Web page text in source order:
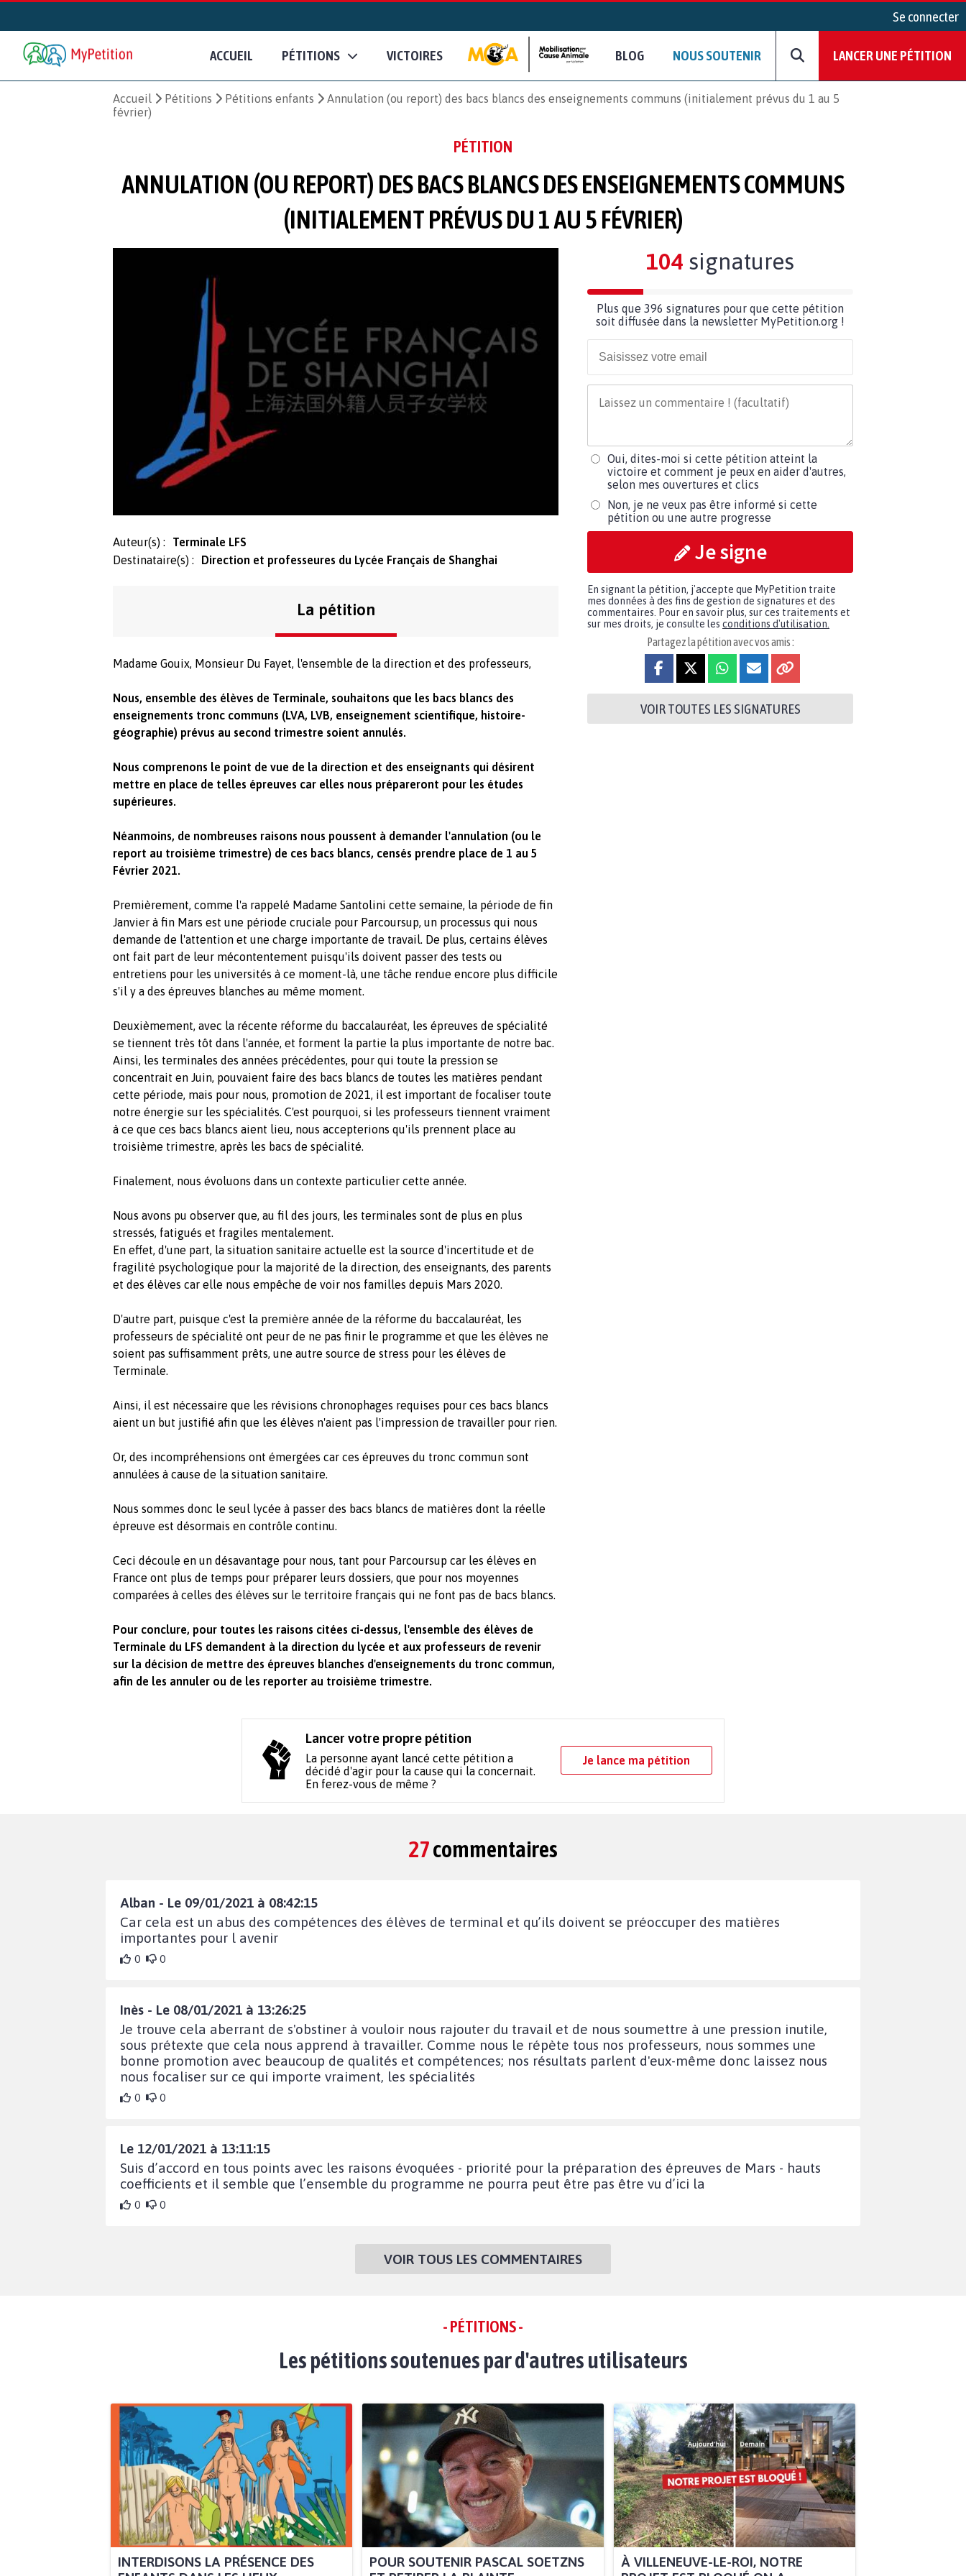
Se connecter
ACCUEIL PÉTITIONS VICTOIRES BLOG NOUS SOUTENIR LANCER UNE PÉTITION
Accueil Pétitions Pétitions enfants
Annulation (ou report) des bacs blancs des enseignements communs (initialement prévus du 1 au 5
février)
PÉTITION
ANNULATION (OU REPORT) DES BACS BLANCS DES ENSEIGNEMENTS COMMUNS
(INITIALEMENT PRÉVUS DU 1 AU 5 FÉVRIER)
Auteur(s) :
Terminale LFS
Destinataire(s) :
Direction et professeures du Lycée Français de Shanghai
La pétition
Madame Gouix, Monsieur Du Fayet, l'ensemble de la direction et des professeurs,
Nous, ensemble des élèves de Terminale, souhaitons que les bacs blancs des
enseignements tronc communs (LVA, LVB, enseignement scientifique, histoire-
géographie) prévus au second trimestre soient annulés.
Nous comprenons le point de vue de la direction et des enseignants qui désirent
mettre en place de telles épreuves car elles nous prépareront pour les études
supérieures.
Néanmoins, de nombreuses raisons nous poussent à demander l'annulation (ou le
report au troisième trimestre) de ces bacs blancs, censés prendre place de 1 au 5
Février 2021.
Premièrement, comme l'a rappelé Madame Santolini cette semaine, la période de fin
Janvier à fin Mars est une période cruciale pour Parcoursup, un processus qui nous
demande de l'attention et une charge importante de travail. De plus, certains élèves
ont fait part de leur mécontentement puisqu'ils doivent passer des tests ou
entretiens pour les universités à ce moment-là, une tâche rendue encore plus difficile
s'il y a des épreuves blanches au même moment.
Deuxièmement, avec la récente réforme du baccalauréat, les épreuves de spécialité
se tiennent très tôt dans l'année, et forment la partie la plus importante de notre bac.
Ainsi, les terminales des années précédentes, pour qui toute la pression se
concentrait en Juin, pouvaient faire des bacs blancs de toutes les matières pendant
cette période, mais pour nous, promotion de 2021, il est important de focaliser toute
notre énergie sur les spécialités. C'est pourquoi, si les professeurs tiennent vraiment
à ce que ces bacs blancs aient lieu, nous accepterions qu'ils prennent place au
troisième trimestre, après les bacs de spécialité.
Finalement, nous évoluons dans un contexte particulier cette année.
Nous avons pu observer que, au fil des jours, les terminales sont de plus en plus
stressés, fatigués et fragiles mentalement.
En effet, d'une part, la situation sanitaire actuelle est la source d'incertitude et de
fragilité psychologique pour la majorité de la direction, des enseignants, des parents
et des élèves car elle nous empêche de voir nos familles depuis Mars 2020.
D'autre part, puisque c'est la première année de la réforme du baccalauréat, les
professeurs de spécialité ont peur de ne pas finir le programme et que les élèves ne
soient pas suffisamment prêts, une autre source de stress pour les élèves de
Terminale.
Ainsi, il est nécessaire que les révisions chronophages requises pour ces bacs blancs
aient un but justifié afin que les élèves n'aient pas l'impression de travailler pour rien.
Or, des incompréhensions ont émergées car ces épreuves du tronc commun sont
annulées à cause de la situation sanitaire.
Nous sommes donc le seul lycée à passer des bacs blancs de matières dont la réelle
épreuve est désormais en contrôle continu.
Ceci découle en un désavantage pour nous, tant pour Parcoursup car les élèves en
France ont plus de temps pour préparer leurs dossiers, que pour nos moyennes
comparées à celles des élèves sur le territoire français qui ne font pas de bacs blancs.
Pour conclure, pour toutes les raisons citées ci-dessus, l'ensemble des élèves de
Terminale du LFS demandent à la direction du lycée et aux professeurs de revenir
sur la décision de mettre des épreuves blanches d'enseignements du tronc commun,
afin de les annuler ou de les reporter au troisième trimestre.
104 signatures
Plus que 396 signatures pour que cette pétition
soit diffusée dans la newsletter MyPetition.org !
Oui, dites-moi si cette pétition atteint la
victoire et comment je peux en aider d'autres,
selon mes ouvertures et clics
Non, je ne veux pas être informé si cette
pétition ou une autre progresse
Je signe
En signant la pétition, j'accepte que MyPetition traite
mes données à des fins de gestion de signatures et des
commentaires. Pour en savoir plus, sur ces traitements et
sur mes droits, je consulte les conditions d'utilisation.
Partagez la pétition avec vos amis :
VOIR TOUTES LES SIGNATURES
Lancer votre propre pétition
La personne ayant lancé cette pétition a
décidé d'agir pour la cause qui la concernait.
En ferez-vous de même ?
Je lance ma pétition
27commentaires
Alban - Le 09/01/2021 à 08:42:15
Car cela est un abus des compétences des élèves de terminal et qu’ils doivent se préoccuper des matières
importantes pour l avenir
0 0
Inès - Le 08/01/2021 à 13:26:25
Je trouve cela aberrant de s'obstiner à vouloir nous rajouter du travail et de nous soumettre à une pression inutile,
sous prétexte que cela nous apprend à travailler. Comme nous le répète tous nos professeurs, nous sommes une
bonne promotion avec beaucoup de qualités et compétences; nos résultats parlent d'eux-même donc laissez nous
nous focaliser sur ce qui importe vraiment, les spécialités
0 0
Le 12/01/2021 à 13:11:15
Suis d’accord en tous points avec les raisons évoquées - priorité pour la préparation des épreuves de Mars - hauts
coefficients et il semble que l’ensemble du programme ne pourra peut être pas être vu d’ici la
0 0
VOIR TOUS LES COMMENTAIRES
- PÉTITIONS -
Les pétitions soutenues par d'autres utilisateurs
INTERDISONS LA PRÉSENCE DES
POUR SOUTENIR PASCAL SOETZNS
À VILLENEUVE-LE-ROI, NOTRE